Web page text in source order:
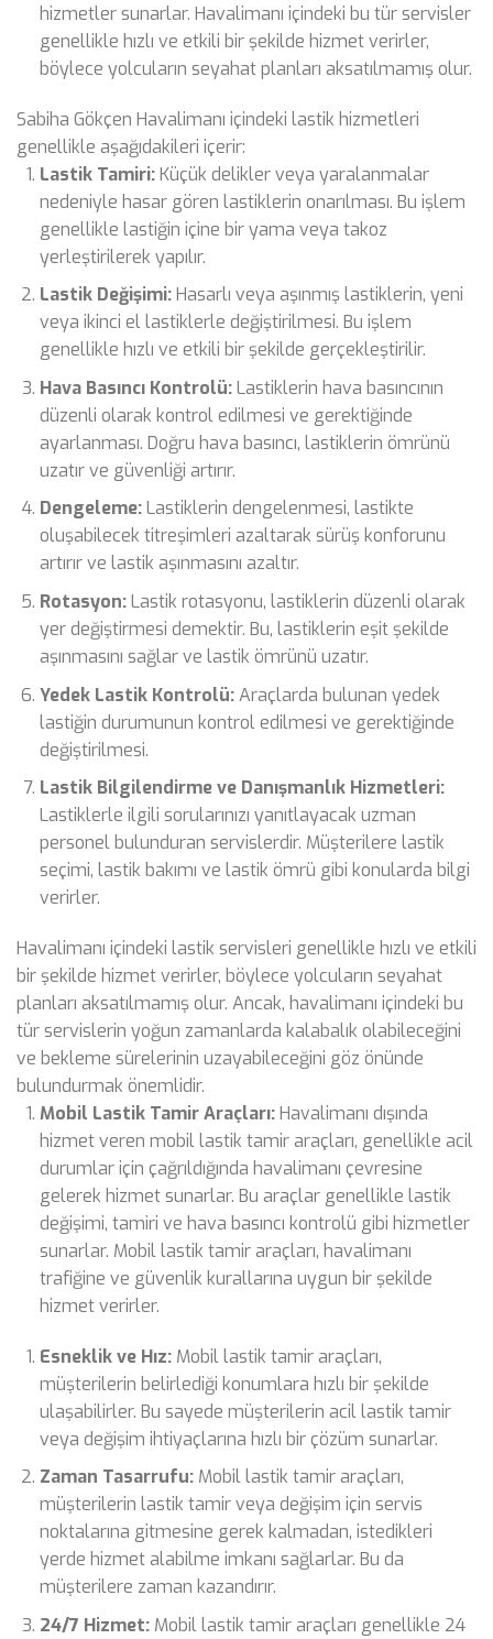
hizmetler sunarlar. Havalimanı içindeki bu tür servisler
genellikle hızlı ve etkili bir şekilde hizmet verirler,
böylece yolcuların seyahat planları aksatılmamış olur.
Sabiha Gökçen Havalimanı içindeki lastik hizmetleri
genellikle aşağıdakileri içerir:
Lastik Tamiri:Küçük delikler veya yaralanmalar
nedeniyle hasar gören lastiklerin onarılması. Bu işlem
genellikle lastiğin içine bir yama veya takoz
yerleştirilerek yapılır.
Lastik Değişimi:Hasarlı veya aşınmış lastiklerin, yeni
veya ikinci el lastiklerle değiştirilmesi. Bu işlem
genellikle hızlı ve etkili bir şekilde gerçekleştirilir.
Hava Basıncı Kontrolü:Lastiklerin hava basıncının
düzenli olarak kontrol edilmesi ve gerektiğinde
ayarlanması. Doğru hava basıncı, lastiklerin ömrünü
uzatır ve güvenliği artırır.
Dengeleme:Lastiklerin dengelenmesi, lastikte
oluşabilecek titreşimleri azaltarak sürüş konforunu
artırır ve lastik aşınmasını azaltır.
Rotasyon:Lastik rotasyonu, lastiklerin düzenli olarak
yer değiştirmesi demektir. Bu, lastiklerin eşit şekilde
aşınmasını sağlar ve lastik ömrünü uzatır.
Yedek Lastik Kontrolü:Araçlarda bulunan yedek
lastiğin durumunun kontrol edilmesi ve gerektiğinde
değiştirilmesi.
Lastik Bilgilendirme ve Danışmanlık Hizmetleri:
Lastiklerle ilgili sorularınızı yanıtlayacak uzman
personel bulunduran servislerdir. Müşterilere lastik
seçimi, lastik bakımı ve lastik ömrü gibi konularda bilgi
verirler.
Havalimanı içindeki lastik servisleri genellikle hızlı ve etkili
bir şekilde hizmet verirler, böylece yolcuların seyahat
planları aksatılmamış olur. Ancak, havalimanı içindeki bu
tür servislerin yoğun zamanlarda kalabalık olabileceğini
ve bekleme sürelerinin uzayabileceğini göz önünde
bulundurmak önemlidir.
Mobil Lastik Tamir Araçları:Havalimanı dışında
hizmet veren mobil lastik tamir araçları, genellikle acil
durumlar için çağrıldığında havalimanı çevresine
gelerek hizmet sunarlar. Bu araçlar genellikle lastik
değişimi, tamiri ve hava basıncı kontrolü gibi hizmetler
sunarlar. Mobil lastik tamir araçları, havalimanı
trafiğine ve güvenlik kurallarına uygun bir şekilde
hizmet verirler.
Esneklik ve Hız:Mobil lastik tamir araçları,
müşterilerin belirlediği konumlara hızlı bir şekilde
ulaşabilirler. Bu sayede müşterilerin acil lastik tamir
veya değişim ihtiyaçlarına hızlı bir çözüm sunarlar.
Zaman Tasarrufu:Mobil lastik tamir araçları,
müşterilerin lastik tamir veya değişim için servis
noktalarına gitmesine gerek kalmadan, istedikleri
yerde hizmet alabilme imkanı sağlarlar. Bu da
müşterilere zaman kazandırır.
24/7 Hizmet:Mobil lastik tamir araçları genellikle 24